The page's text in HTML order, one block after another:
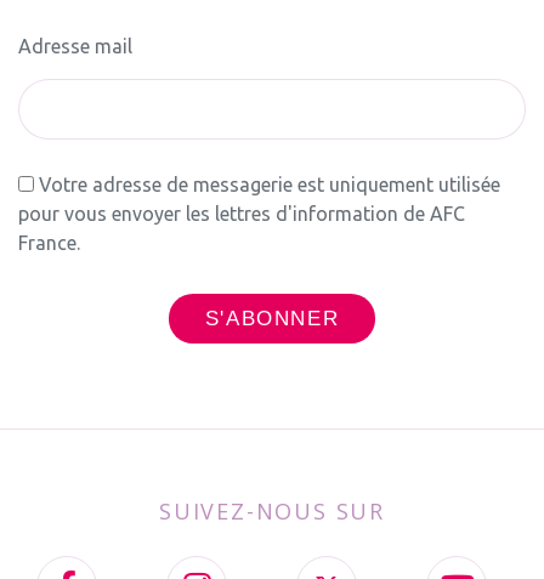
Adresse mail
Votre adresse de messagerie est uniquement utilisée
pour vous envoyer les lettres d'information de AFC
France.
SUIVEZ-NOUS SUR